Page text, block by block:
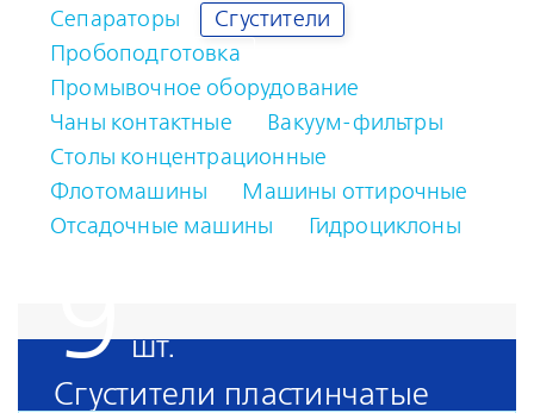
Сепараторы
Сгустители
Пробоподготовка
Промывочное оборудование
Чаны контактные
Вакуум-фильтры
Столы концентрационные
Флотомашины
Машины оттирочные
Отсадочные машины
Гидроциклоны
Сгустители пластинчатые
9